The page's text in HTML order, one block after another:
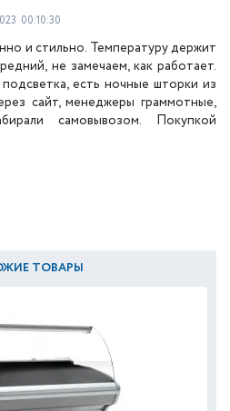
00:10:30
и стильно. Температуру держит
не замечаем, как работает.
есть ночные шторки из
сайт, менеджеры граммотные,
самовывозом. Покупкой
ТОВАРЫ